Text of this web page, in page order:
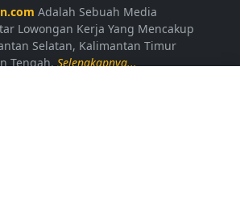
Adalah Sebuah Media
Lowongan Kerja Yang Mencakup
Selatan, Kalimantan Timur
Tengah.Selengkapnya...